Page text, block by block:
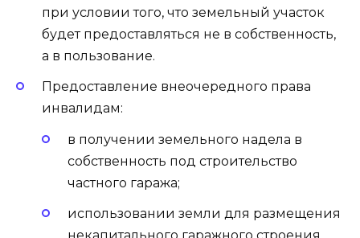
при условии того, что земельный участок
будет предоставляться не в собственность,
а в пользование.
Предоставление внеочередного права
инвалидам:
в получении земельного надела в
собственность под строительство
частного гаража;
использовании земли для размещения